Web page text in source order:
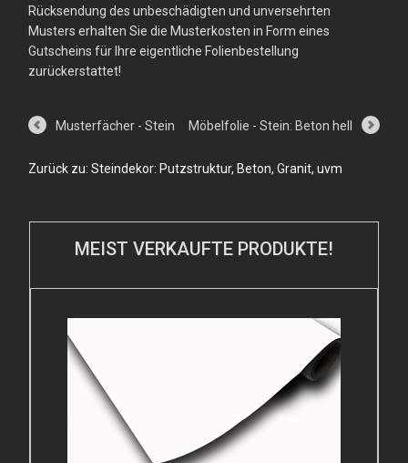
Rücksendung des unbeschädigten und unversehrten
Musters erhalten Sie die Musterkosten in Form eines
Gutscheins für Ihre eigentliche Folienbestellung
zurückerstattet!
Möbelfolie - Stein: Beton hell
Musterfächer - Stein
Zurück zu: Steindekor: Putzstruktur, Beton, Granit, uvm
MEIST VERKAUFTE PRODUKTE!